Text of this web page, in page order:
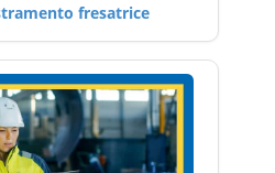
fresatrice